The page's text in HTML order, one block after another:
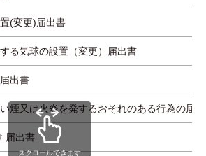
(変更)届出書
る気球の設置（変更）届出書
出書
煙又は火炎を発するおそれのある行為の届
届出書
スクロールできます